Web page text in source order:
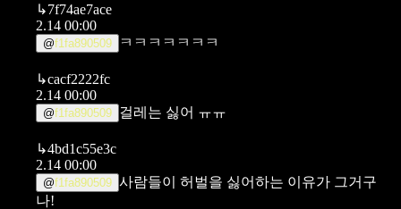
↳7f74ae7ace
2.14 00:00
@f1fa890509 ㅋㅋㅋㅋㅋㅋㅋ
↳cacf2222fc
2.14 00:00
@f1fa890509 걸레는 싫어 ㅠㅠ
↳4bd1c55e3c
2.14 00:00
@f1fa890509 사람들이 허벌을 싫어하는 이유가 그거구
나!